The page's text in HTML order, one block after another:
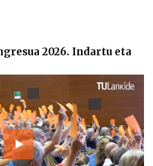
2026. Indartu eta